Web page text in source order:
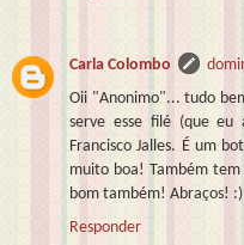
Carla Colombo
Oii "Anonimo"... tudo
serve esse filé (que eu
Francisco Jalles. É um
muito boa! Também
bom também! Abraços! :)
Responder